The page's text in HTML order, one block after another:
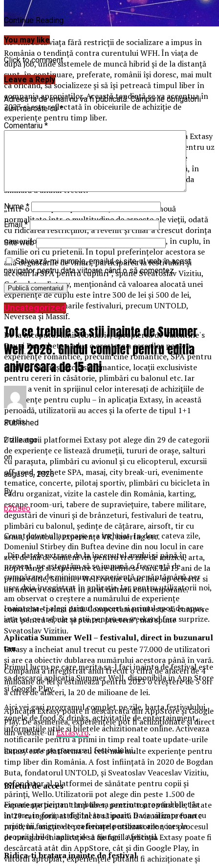
Revenirea la viața fără restricții de socializare a impus în
România o tendință contra curentului WFH. În viața de
după job, unde sistemele de muncă hibrid și de la distanță
sunt, în continuare, preferate, românii își doresc, mai mult
ca oricând, să socializeze și să își petreacă timpul liber în
compania apropiaților. Această tendință se va accentua în
2023 și este reflectată în obiceiurile de achiziție de
experiențe pentru timp liber.
Peste 80% din experiențele cumpărate în platforma Extasy
sunt destinate cuplurilor și familiilor și mai puțin pentru uz
individual. Extasy este platforma cu cele mai multe
experiențe pentru timp liber din România și listează, în
prezent, peste 1.500 de oferte, dublu față de perioada
similară a anului trecut.
„Într-o lume post-pandemică, definită de o nouă
normalitate într-o multitudine de aspecte ale vieții, odată
cu ridicarea restricțiilor, a revenit și chiar a crescut dorința
oamenilor de a face lucruri speciale împreună, în cuplu, în
familie ori cu prietenii. În topul preferințelor acestora se
află degustările de vinuri, participarea la festivaluri și
accesul la SPA pentru cupluri”, spune Sveatoslav Vizitiu,
Cofondator Extasy, menționând că valoarea alocată unei
experiențe de cuplu este între 300 de lei și 500 de lei,
excepție făcând marile festivaluri, precum UNTOLD,
Neversea și Massif.
De la începutul lunii februarie, apropierea de Valentineˈs
Day și Dragobete a adus o creștere a cererilor pentru
experiențe romantice, precum cine romantice, SPA pentru
cupluri, tururi și excursii romantice, locații exclusiviste
pentru cereri în căsătorie, plimbări cu balonul etc. Iar
oferta a venit în sprijinul celor interesați de achizițiile de
experiențe pentru cuplu – în aplicația Extasy, în această
perioadă, utilizatorii au acces și la oferte de tipul 1+1
gratis.
Utilizatorii platformei Extasy pot alege din 29 de categorii
de experiențe ce listează drumeții, tururi de orașe, salturi
cu parașuta, plimbări cu avionul și cu elicopterul, excursii
off-road, pachete SPA, masaj, city break-uri, evenimente
tematice, concerte, pilotaj sportiv, plimbări cu bicicleta în
cadru organizat, vizite la castele din România, karting,
escape room-uri, tabere de supraviețuire, tabere militare,
degustări de vinuri și de brânzeturi, festivaluri de teatru,
plimbări cu balonul, ședințe de cățărare, airsoft, tir cu
arma, paintball, experiențe VR, lasertag etc.
„Din datele extrase de la începutul anului și până în
prezent, ne așteptăm să se impună o frecvență de
cumpărare de minimum o experiență pe săptămână per
user deja înregistrat în aplicație. Iar pentru utilizatorii noi,
am observat o creștere a numărului de experiențe
comandate prima dată. Comportamentul este să cumpere
atât pentru ei, cât și pentru prieteni”, mai spune
Sveatoslav Vizitiu.
Extasy a încheiat anul trecut cu peste 77.000 de utilizatori
și are ca obiectiv dublarea numărului acestora până în vară.
Compania a înregistrat anul trecut o cifră de afaceri de 4
milioane de lei și estimează pentru 2023 o creștere de 5 ori
a cifrei de afaceri, la 20 de milioane de lei.
Aplicația Extasy poate fi descărcată din AppStore și Google
Play. De asemenea, experiențele pot fi achiziționate și direct
din website-ulExtasy.ro.
Extasy este platforma cu cele mai multe experiențe pentru
timp liber din România. A fost înființată în 2020 de Bogdan
Buta, fondatorul UNTOLD, și Sveatoslav Veaceslav Vizitiu,
cofondator al platformei de sănătate pentru copii şi
părinţi, Wello. Utilizatorii pot alege din peste 1.500 de
experiențe pentru timp liber, pentru toate vârstele, listate
în 29 categorii, astfel încât să poată fi vizualizate foarte
rapid, în funcție de preferințele utilizatorilor, iar procesul
de navigare în aplicație să fie facil. Aplicația Extasy poate fi
descărcată atât din AppStore, cât și din Google Play, în
viitorul apropiat, experiențele putând fi achiziționate și
Continue Reading
You may like
Click to comment
Leave a Reply
Adresa ta de email nu va fi publicată. Câmpurile obligatorii
sunt marcate cu*
Comentariu *
Nume*
Email*
Site web
Salvează-mi numele, emailul și site-ul web în acest
navigator pentru data viitoare când o să comentez.
Uncategorized
Tot ce trebuie sa stii inainte de Summer
Well 2026. Ghidul complet pentru editia
aniversara de 15 ani
Published
2 zile ago
on
august 5, 2026
By
b2bseo
Countdown-ul aproape s-a incheiat. In doar cateva zile,
Domeniul Stirbey din Buftea devine din nou locul in care
zeci de mii de oameni vin pentru trei zile de muzica, arta,
nopti lungi si experiente care definesc vara. La 15 ani de la
prima editie, Summer Well revine cu un line-up eclectic si
un univers construit in jurul culturii contemporane.
Inainte sa-ti alegi primul concert si primul spot de apus,
iata tot ce trebuie sa stii pentru un weekend fara surprize.
Aplicatia Summer Well– festivalul, direct in buzunarul
tau
Primul lucru pe care merita sa-l faci inainte de festival este
sa descarci aplicatia Summer Well, disponibila in App Store
si Google Play.
Aici vei gasi programul complet pe zile, harta festivalului,
zonele de food & drinks, activitatile de entertainment,
informatiile utile si biletele achizitionate online. Activeaza
notificarile pentru a primi in timp real toate update-urile
importante pe parcursul festivalului.
Biletul de acces
Fiecare participant trebuie sa prezinte propriul bilet la
intrare, in format digital sau tiparit. Daca vii impreuna cu
prietenii, asigura-te ca fiecare persoana are acces la
propriul bilet inainte de a ajunge la festival.
Ridica-ti bratarainainte de festival